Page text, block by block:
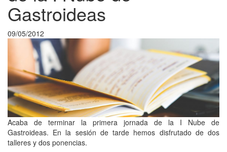
Gastroideas
09/05/2012
Acaba de terminar la primera jornada de la I Nube de
Gastroideas. En la sesión de tarde hemos disfrutado de dos
talleres y dos ponencias.